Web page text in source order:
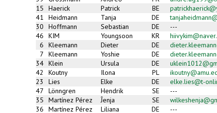
15
Haerick Patrick BE
41
Heidmann Tanja DE
30
Hoffmann Sebastian DE
---
46
KIM Youngsoon KR
6
Kleemann Dieter DE
7
Kleemann Yoshie DE
34 Klein Ursula DE
42
Koutny Ilona PL
23
Lies Elke DE
elke.lies@t-
47
Lönngren Hendrik SE
---
35
Martínez Pérez Ĵenja SE
36
Martínez Pérez Liliana DE
---